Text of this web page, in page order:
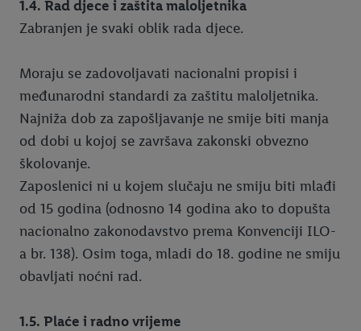
1.4. Rad djece i zaštita maloljetnika
Zabranjen je svaki oblik rada djece.
Moraju se zadovoljavati nacionalni propisi i
međunarodni standardi za zaštitu maloljetnika.
Najniža dob za zapošljavanje ne smije biti manja
od dobi u kojoj se završava zakonski obvezno
školovanje.
Zaposlenici ni u kojem slučaju ne smiju biti mlađi
od 15 godina (odnosno 14 godina ako to dopušta
nacionalno zakonodavstvo prema Konvenciji ILO-
a br. 138). Osim toga, mladi do 18. godine ne smiju
obavljati noćni rad.
1.5. Plaće i radno vrijeme